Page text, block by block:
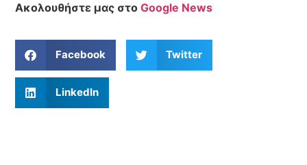
Ακολουθήστε μας στοGoogle News
Facebook Twitter
LinkedIn